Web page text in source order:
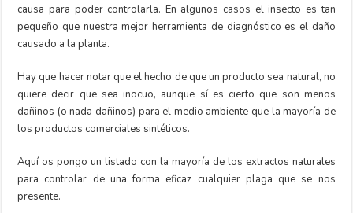
causa para poder controlarla. En algunos casos el insecto es tan
pequeño que nuestra mejor herramienta de diagnóstico es el daño
causado a la planta.
Hay que hacer notar que el hecho de que un producto sea natural, no
quiere decir que sea inocuo, aunque sí es cierto que son menos
dañinos (o nada dañinos) para el medio ambiente que la mayoría de
los productos comerciales sintéticos.
Aquí os pongo un listado con la mayoría de los extractos naturales
para controlar de una forma eficaz cualquier plaga que se nos
presente.